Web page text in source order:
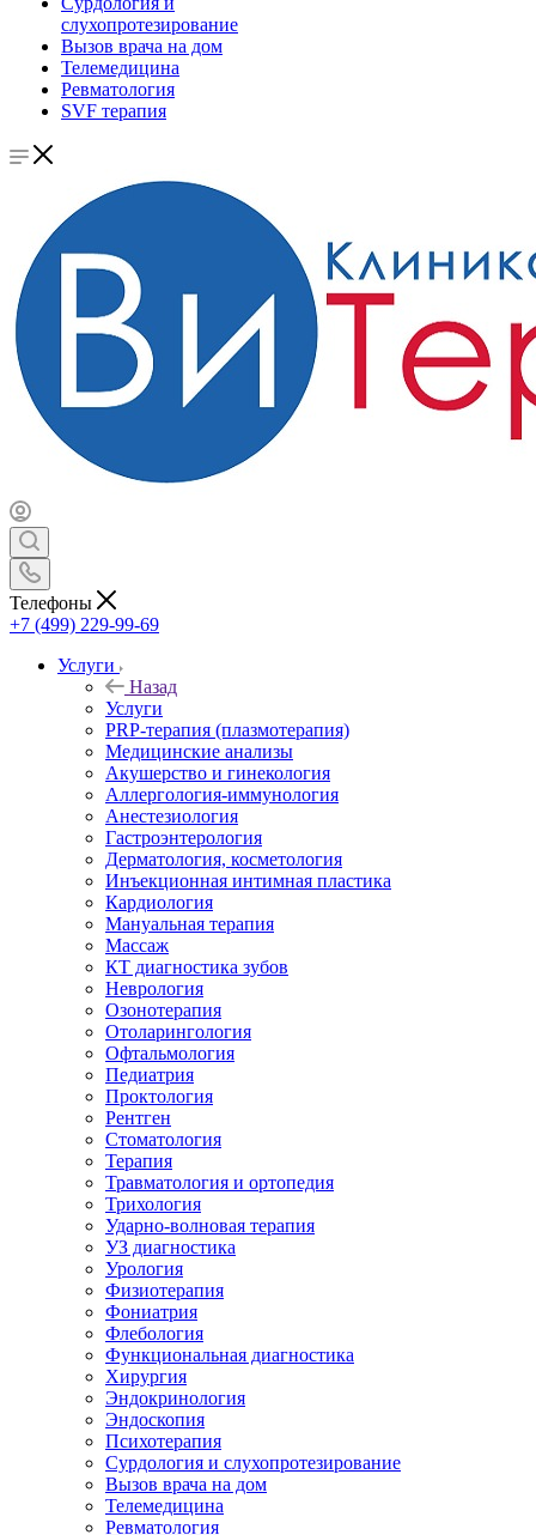
слухопротезирование
Вызов врача на дом
Телемедицина
Ревматология
SVF терапия
Телефоны
+7 (499) 229-99-69
Услуги
Назад
Услуги
PRP-терапия (плазмотерапия)
Медицинские анализы
Акушерство и гинекология
Аллергология-иммунология
Анестезиология
Гастроэнтерология
Дерматология, косметология
Инъекционная интимная пластика
Кардиология
Мануальная терапия
Массаж
КТ диагностика зубов
Неврология
Озонотерапия
Отоларингология
Офтальмология
Педиатрия
Проктология
Рентген
Стоматология
Терапия
Травматология и ортопедия
Трихология
Ударно-волновая терапия
УЗ диагностика
Урология
Физиотерапия
Фониатрия
Флебология
Функциональная диагностика
Хирургия
Эндокринология
Эндоскопия
Психотерапия
Сурдология и слухопротезирование
Вызов врача на дом
Телемедицина
Ревматология